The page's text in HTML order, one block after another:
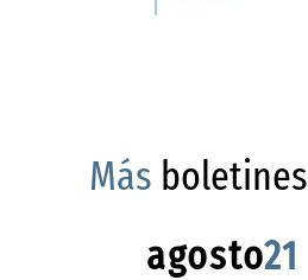
Más boletines
agosto21